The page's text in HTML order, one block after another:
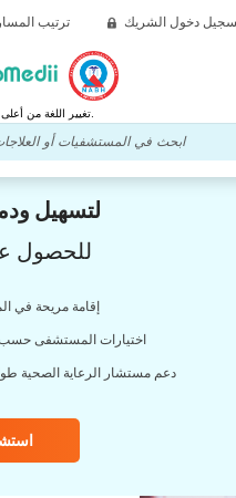
ترتيب المسار دخول الشريك
تغيير اللغة من أعلى.
لتسهيل
للحصول
إقامة مريحة في
اختيارات المستشفى حسب
دعم مستشار الرعاية الصحية